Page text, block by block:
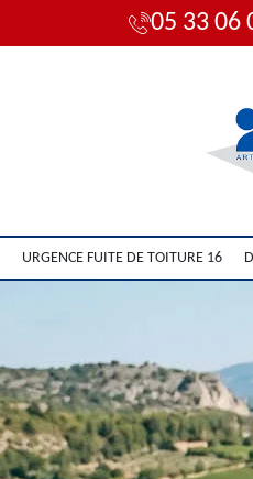
05 33 06
URGENCE FUITE DE TOITURE 16